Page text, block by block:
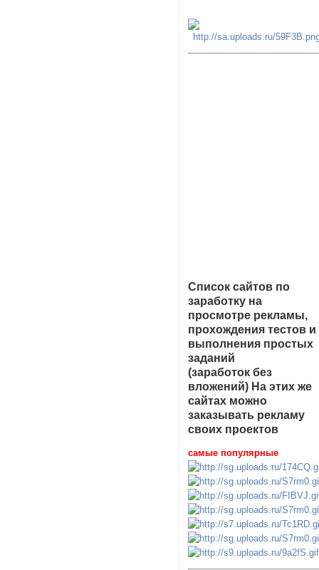
Список сайтов по
заработку на
просмотре рекламы,
прохождения тестов и
выполнения простых
заданий
(заработок без
вложений) На этих же
сайтах можно
заказывать рекламу
своих проектов
самые популярные